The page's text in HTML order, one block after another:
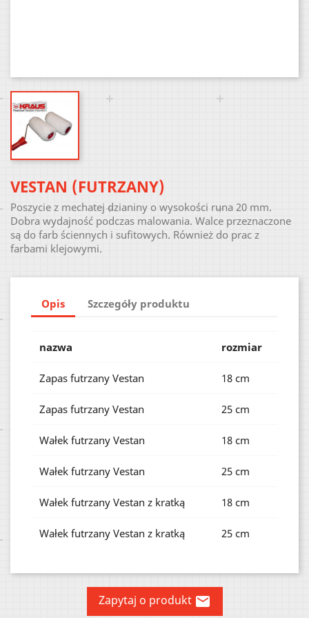
VESTAN (FUTRZANY)
Poszycie z mechatej dzianiny o wysokości runa 20 mm.
Dobra wydajność podczas malowania. Walce przeznaczone
są do farb ściennych i sufitowych. Również do prac z
farbami klejowymi.
Opis Szczegóły produktu
nazwa rozmiar
Zapas futrzany Vestan 18 cm
Zapas futrzany Vestan 25 cm
Wałek futrzany Vestan 18 cm
Wałek futrzany Vestan 25 cm
Wałek futrzany Vestan z kratką 18 cm
Wałek futrzany Vestan z kratką 25 cm
Zapytaj o produkt 